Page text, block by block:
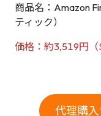
商品名：Amazon
ティック）
価格：約3,519円
代理購